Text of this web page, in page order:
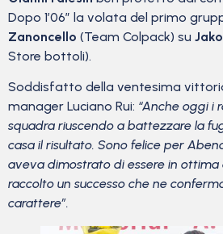
Dopo 1’06” la volata del primo
Zanoncello (Team Colpack) su
Store bottoli).
Soddisfatto della ventesima
manager Luciano Rui: “Anche oggi i
squadra riuscendo a battezzare la
casa il risultato. Sono felice per
aveva dimostrato di essere in
raccolto un successo che ne
carattere”.